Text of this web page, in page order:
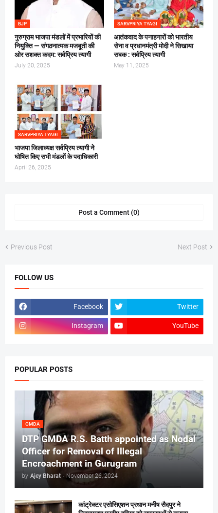
BJP
गुरुग्राम भाजपा मंडलों में प्रभारियों की
नियुक्ति — संगठनात्मक मजबूती की
ओर सशक्त कदम: सर्वप्रिय त्यागी
July 20, 2025
SARVPRIYA TYAGI
आतंकवाद के पनाहगारों को भारतीय
सेना व प्रधानमंत्री मोदी ने सिखाया
सबक : सर्वप्रिय त्यागी
May 11, 2025
SARVPRIYA TYAGI
भाजपा जिलाध्यक्ष सर्वप्रिय त्यागी नेे
घोषित किए सभी मंडलों के पदाधिकारी
April 26, 2025
Post a Comment (0)
Previous Post Next Post
FOLLOW US
Facebook Twitter
Instagram YouTube
POPULAR POSTS
GMDA
DTP GMDA R.S. Batth appointed as Nodal
Officer for Removal of Illegal
Encroachment in Gurugram
by Ajey Bharat - November 26, 2024
कांट्रेक्टर एसोसिएशन प्रधान मनीष सैदपुर ने